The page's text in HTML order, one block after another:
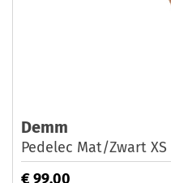
Demm
Pedelec Mat/Zwart XS
€ 99,00